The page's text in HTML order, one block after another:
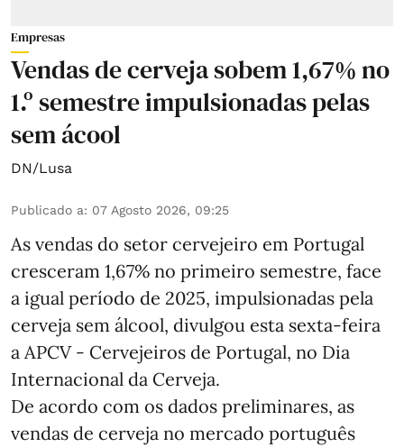
Empresas
Vendas de cerveja sobem 1,67% no
1.º semestre impulsionadas pelas
sem ácool
DN/Lusa
Publicado a: 07 Agosto 2026, 09:25
As vendas do setor cervejeiro em Portugal
cresceram 1,67% no primeiro semestre, face
a igual período de 2025, impulsionadas pela
cerveja sem álcool, divulgou esta sexta-feira
a APCV - Cervejeiros de Portugal, no Dia
Internacional da Cerveja.
De acordo com os dados preliminares, as
vendas de cerveja no mercado português